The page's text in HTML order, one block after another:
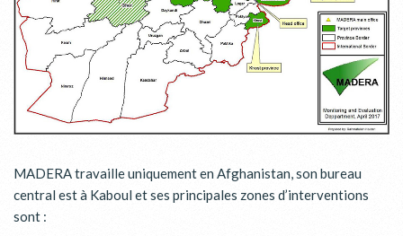
MADERA travaille uniquement en Afghanistan, son bureau
central est à Kaboul et ses principales zones d’interventions
sont :